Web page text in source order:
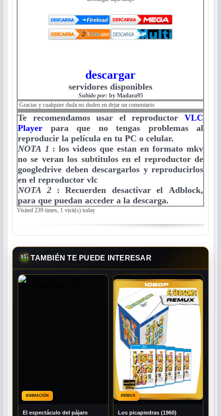
descargar
servidores disponibles
Subido por: by Madara95
Gracias y cualquier duda no duden en dejar un comentario
Te recomendamos usar el reproductor VLC
Player para que no tengas problemas al
reproducir la película en tu PC o celular.
NOTA 1 : los videos que estan en formato mkv
no se veran los subtitulos en el reproductor de
googledrive deben descargarlos y reproducirlos
en el reproductor vlc
NOTA 2 : Recuerden desactivar el Adblock,
para que puedan acceder a la descarga.
Visited 239 times, 1 visit(s) today
TAMBIÉN TE PUEDE INTERESAR
ANIMACIÓN
El espectáculo del pájaro
REMUX
Los picapiedras (1960)